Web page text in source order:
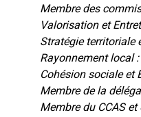
Membre des
Valorisation et
Stratégie territoriale
Rayonnement local
Cohésion sociale et
Membre de la
Membre du CCAS